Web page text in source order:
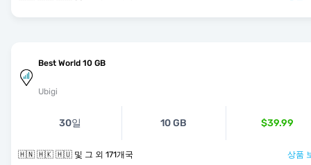
Best World 10 GB
Ubigi
30일 10 GB $39.99
🇭🇳 🇭🇰 🇭🇺 및 그 외 171개국 상품